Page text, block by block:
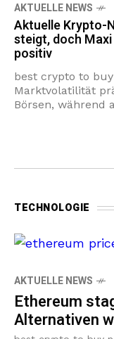
AKTUELLE NEWS
Aktuelle Krypto-
steigt, doch
positiv
best crypto to
Marktvolatilität
Börsen, während
TECHNOLOGIE
AKTUELLE NEWS
Ethereum
Alternativen